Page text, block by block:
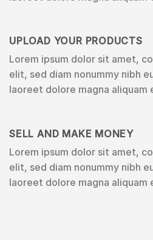
UPLOAD YOUR PRODUCTS
Lorem ipsum dolor sit amet,
elit, sed diam nonummy nibh
laoreet dolore magna aliquam
SELL AND MAKE MONEY
Lorem ipsum dolor sit amet,
elit, sed diam nonummy nibh
laoreet dolore magna aliquam